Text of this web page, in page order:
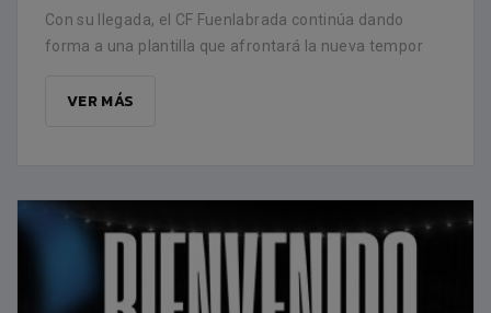
Con su llegada, el CF Fuenlabrada continúa dando
forma a una plantilla que afrontará la nueva tempor
VER MÁS